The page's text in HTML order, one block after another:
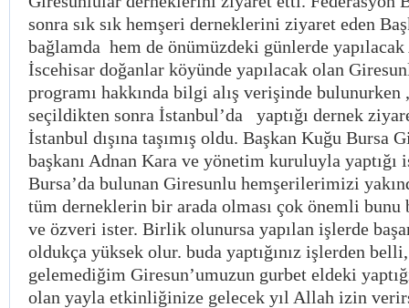
sonra sık sık hemşeri derneklerini ziyaret eden
bağlamda hem de önümüzdeki günlerde
İscehisar doğanlar köyünde yapılacak olan
programı hakkında bilgi alış verişinde bulunurken
seçildikten sonra İstanbul’da yaptığı dernek
İstanbul dışına taşımış oldu. Başkan Kuğu Bursa
başkanı Adnan Kara ve yönetim kuruluyla yaptığı
Bursa’da bulunan Giresunlu hemşerilerimizi
tüm derneklerin bir arada olması çok önemli bunu
ve özveri ister. Birlik olunursa yapılan işlerde
oldukça yüksek olur. buda yaptığınız işlerden
gelemediğim Giresun’umuzun gurbet eldeki
olan yayla etkinliğinize gelecek yıl Allah izin